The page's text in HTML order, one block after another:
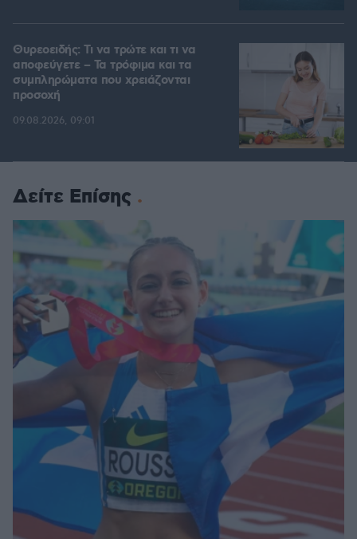
Θυρεοειδής: Τι να τρώτε και τι να
αποφεύγετε – Τα τρόφιμα και τα
συμπληρώματα που χρειάζονται
προσοχή
09.08.2026, 09:01
Δείτε Επίσης